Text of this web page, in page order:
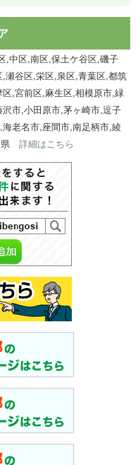
,中区,南区,保土ケ谷区,磯子
瀬谷区,栄区,泉区,青葉区,都筑
,宮前区,麻生区,相模原市,緑
市,小田原市,茅ヶ崎市,逗子
老名市,座間市,南足柄市,綾
県詳細はこちら